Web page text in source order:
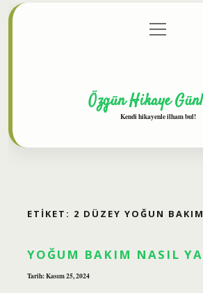
Gizlilik Politikası
menüyü
aç
Özgün Hikaye
Kendi hikayenle ilham bul!
ETIKET: 2 DÜZEY YOĞUN
YOĞUM BAKIM NASIL
Tarih: Kasım 25, 2024